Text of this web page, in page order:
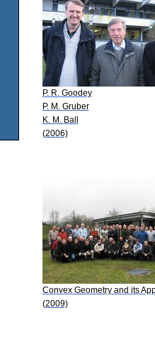
P. R. Goodey
P. M. Gruber
K. M. Ball
(2006)
Convex Geometry and its
(2009)